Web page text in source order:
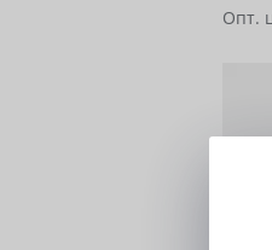
Опт.